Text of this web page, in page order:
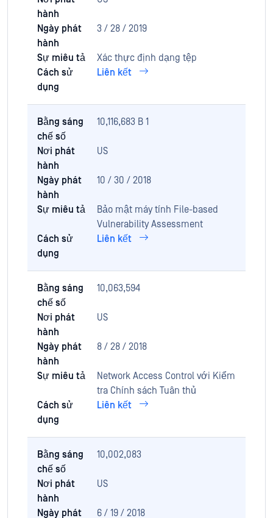
hành
Ngày phát
hành
3 / 28 / 2019
Sự miêu tả
Xác thực định dạng tệp
Cách sử
dụng
Liên kết
Bằng sáng
chế số
10,116,683 B 1
Nơi phát
hành
US
Ngày phát
hành
10 / 30 / 2018
Sự miêu tả
Bảo mật máy tính File-based
Vulnerability Assessment
Cách sử
dụng
Liên kết
Bằng sáng
chế số
10,063,594
Nơi phát
hành
US
Ngày phát
hành
8 / 28 / 2018
Sự miêu tả
Network Access Control với Kiểm
tra Chính sách Tuân thủ
Cách sử
dụng
Liên kết
Bằng sáng
chế số
10,002,083
Nơi phát
hành
US
Ngày phát 6 / 19 / 2018